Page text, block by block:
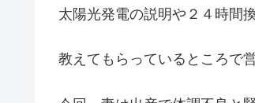
太陽光発電の説明や２４時間
教えてもらっているところで